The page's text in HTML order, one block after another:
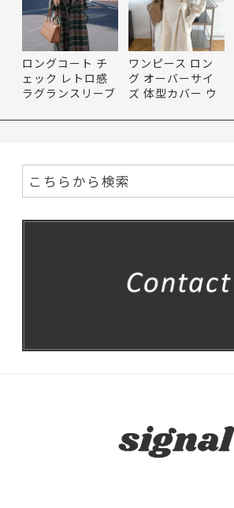
ロングコート チ
ェック レトロ感
ラグランスリーブ
ワンピース ロン
グ オーバーサイ
ズ 体型カバー ウ